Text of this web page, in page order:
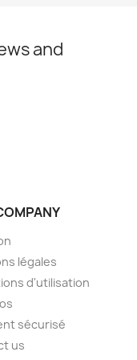
and
légales
d'utilisation
sécurisé
us